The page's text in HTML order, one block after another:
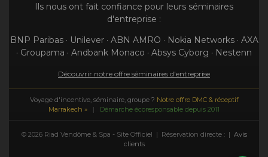
Ils nous ont fait confiance pour leurs séminaires
d'entreprise :
BNP Paribas · Unilever · ABN AMRO · Nokia Networks · AXA
· Groupama · Andbank Monaco · Absys Cyborg · Nestenn
Découvrir notre offre séminaires d'entreprise
Voyage d'incentive, séminaire, groupe ? Notre offre DMC & réceptif
Marrakech »
| Démarche écoresponsable depuis 2011
© 2026 Riad Vendôme & Spa - Site Officiel | Réservation directe : | Avis
clients